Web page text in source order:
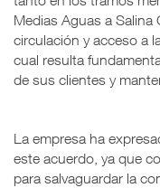
Medias Aguas a Salina
circulación y acceso a
cual resulta
de sus clientes y
La empresa ha
este acuerdo, ya que
para salvaguardar la